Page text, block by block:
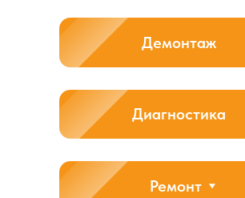
Боковой монтаж
Установка наружного блока кондиционера сбоку